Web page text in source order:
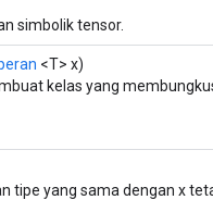
simbolik tensor.
<T> x)
kelas yang
tipe yang sama dengan x